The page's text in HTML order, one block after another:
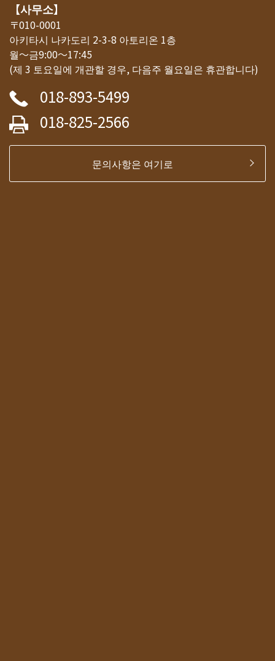
【사무소】
〒010-0001
아키타시 나카도리 2-3-8 아토리온 1층
월～금9:00～17:45
(제 3 토요일에 개관할 경우, 다음주 월요일은 휴관합니다)
018-893-5499
018-825-2566
문의사항은 여기로